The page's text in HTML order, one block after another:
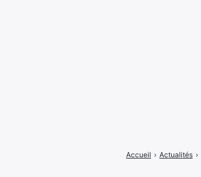
Accueil › Actualités ›